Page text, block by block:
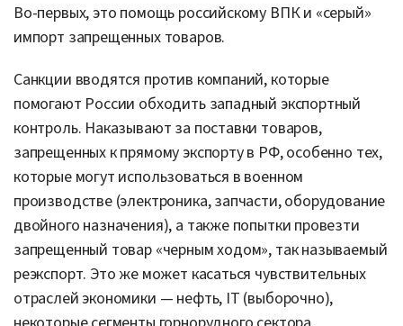
Во-первых, это помощь российскому ВПК и «серый»
импорт запрещенных товаров.
Санкции вводятся против компаний, которые
помогают России обходить западный экспортный
контроль. Наказывают за поставки товаров,
запрещенных к прямому экспорту в РФ, особенно тех,
которые могут использоваться в военном
производстве (электроника, запчасти, оборудование
двойного назначения), а также попытки провезти
запрещенный товар «черным ходом», так называемый
реэкспорт. Это же может касаться чувствительных
отраслей экономики — нефть, IT (выборочно),